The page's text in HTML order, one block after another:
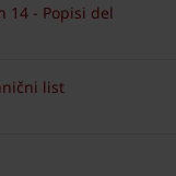
14 - Popisi del
list